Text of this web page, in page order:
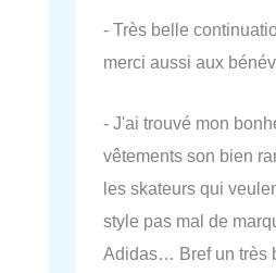
- Très belle
merci aussi aux
- J'ai trouvé mon
vêtements son bien
les skateurs qui
style pas mal de
Adidas… Bref un très